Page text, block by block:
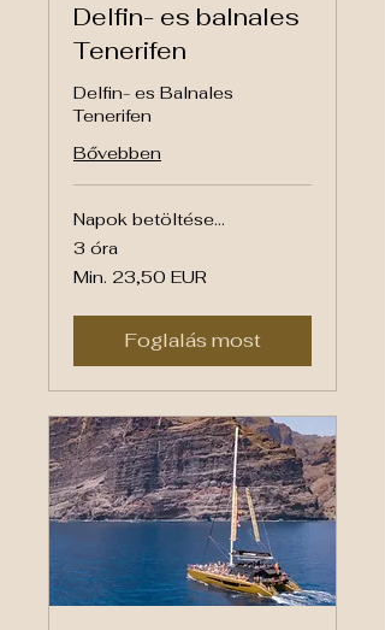
Delfin- es balnales
Tenerifen
Delfin- es Balnales
Tenerifen
Bővebben
Napok betöltése...
3 óra
Min.
23,50
Min. 23,50 EUR
Foglalás most